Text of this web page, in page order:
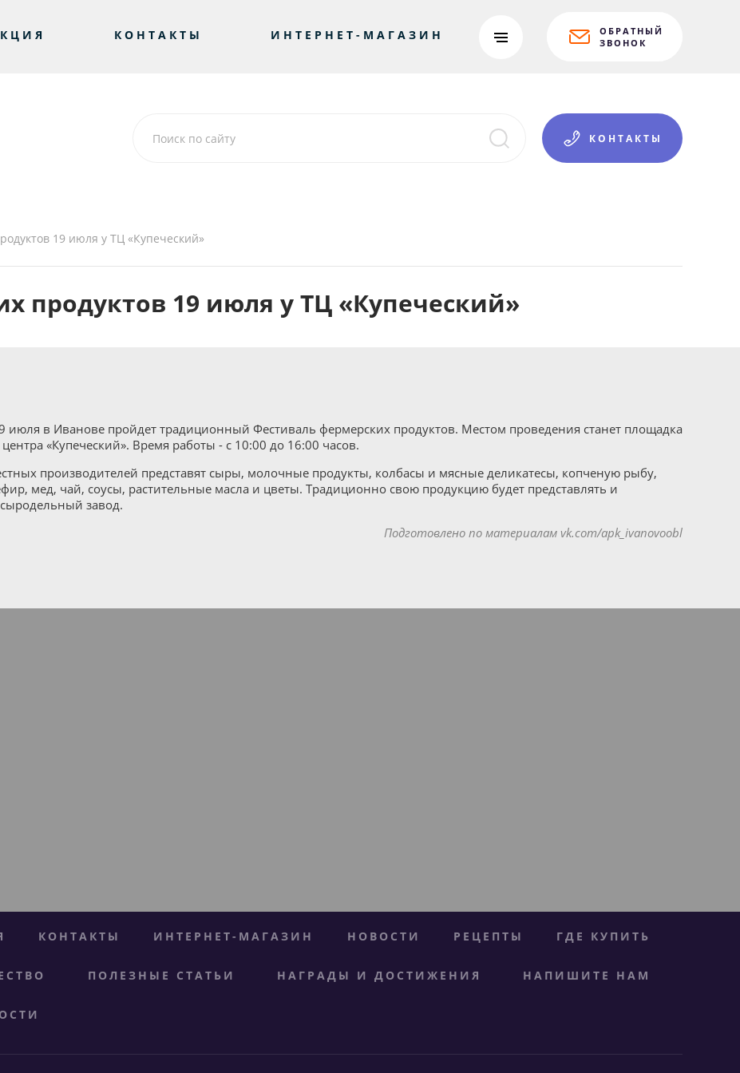
КОНТАКТЫ ИНТЕРНЕТ-МАГАЗИН
ОБРАТНЫЙ
ЗВОНОК
КОНТАКТЫ
19 июля у ТЦ «Купеческий»
продуктов 19 июля у ТЦ «Купеческий»
июля в Иванове пройдет традиционный Фестиваль фермерских продуктов. Местом проведения станет площадка
центра «Купеческий». Время работы - с 10:00 до 16:00 часов.
производителей представят сыры, молочные продукты, колбасы и мясные деликатесы, копченую рыбу,
мед, чай, соусы, растительные масла и цветы. Традиционно свою продукцию будет представлять и
завод.
Подготовлено по материалам vk.com/apk_ivanovoobl
КОНТАКТЫ ИНТЕРНЕТ-МАГАЗИН НОВОСТИ РЕЦЕПТЫ ГДЕ КУПИТЬ
ПОЛЕЗНЫЕ СТАТЬИ НАГРАДЫ И ДОСТИЖЕНИЯ НАПИШИТЕ НАМ